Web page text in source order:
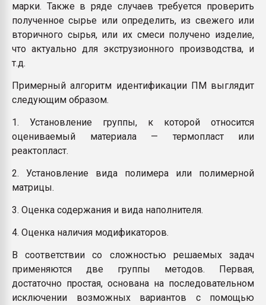
марки. Также в ряде случаев требуется проверить
полученное сырье или определить, из свежего или
вторичного сырья, или их смеси получено изделие,
что актуально для экструзионного производства, и
т.д.
Примерный алгоритм идентификации ПМ выглядит
следующим образом.
1. Установление группы, к которой относится
оцениваемый материала — термопласт или
реактопласт.
2. Установление вида полимера или полимерной
матрицы.
3. Оценка содержания и вида наполнителя.
4. Оценка наличия модификаторов.
В соответствии со сложностью решаемых задач
применяются две группы методов. Первая,
достаточно простая, основана на последовательном
исключении возможных вариантов с помощью